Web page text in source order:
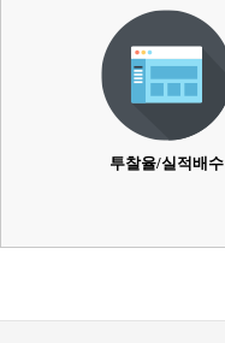
투찰율/실적배수